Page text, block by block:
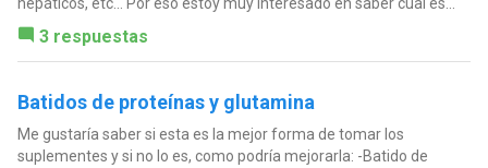
hepáticos, etc... Por eso estoy muy interesado en saber cual es...
3 respuestas
Batidos de proteínas y glutamina
Me gustaría saber si esta es la mejor forma de tomar los
suplementes y si no lo es, como podría mejorarla: -Batido de